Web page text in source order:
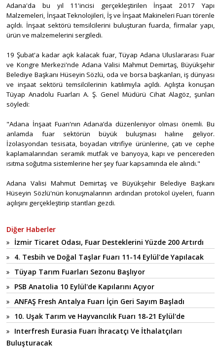
Adana'da bu yıl 11'incisi gerçekleştirilen İnşaat 2017 Yapı
Malzemeleri, İnşaat Teknolojileri, İş ve İnşaat Makineleri Fuarı törenle
açıldı. İnşaat sektörü temsilcilerini buluşturan fuarda, firmalar yapı,
ürün ve malzemelerini sergiledi.
19 Şubat'a kadar açık kalacak fuar, Tüyap Adana Uluslararası Fuar
ve Kongre Merkezi'nde Adana Valisi Mahmut Demirtaş, Büyükşehir
Belediye Başkanı Hüseyin Sözlü, oda ve borsa başkanları, iş dünyası
ve inşaat sektörü temsilcilerinin katılımıyla açıldı. Açılışta konuşan
Tüyap Anadolu Fuarları A. Ş. Genel Müdürü Cihat Alagöz, şunları
söyledi:
"Adana İnşaat Fuarı'nın Adana’da düzenleniyor olması önemli. Bu
anlamda fuar sektörün büyük buluşması haline geliyor.
İzolasyondan tesisata, boyadan vitrifiye ürünlerine, çatı ve cephe
kaplamalarından seramik mutfak ve banyoya, kapı ve pencereden
ısıtma soğutma sistemlerine her şey fuar kapsamında ele alındı."
Adana Valisi Mahmut Demirtaş ve Büyükşehir Belediye Başkanı
Hüseyin Sözlü'nün konuşmalarının ardından protokol üyeleri, fuarın
açılışını gerçekleştirip stantları gezdi.
Diğer Haberler
İzmir Ticaret Odası, Fuar Desteklerini Yüzde 200 Artırdı
4. Tesbih ve Doğal Taşlar Fuarı 11-14 Eylül'de Yapılacak
Tüyap Tarım Fuarları Sezonu Başlıyor
PSB Anatolia 10 Eylül'de Kapılarını Açıyor
ANFAŞ Fresh Antalya Fuarı İçin Geri Sayım Başladı
10. Uşak Tarım ve Hayvancılık Fuarı 18-21 Eylül'de
Interfresh Eurasia Fuarı İhracatçı Ve İthalatçıları
Buluşturacak